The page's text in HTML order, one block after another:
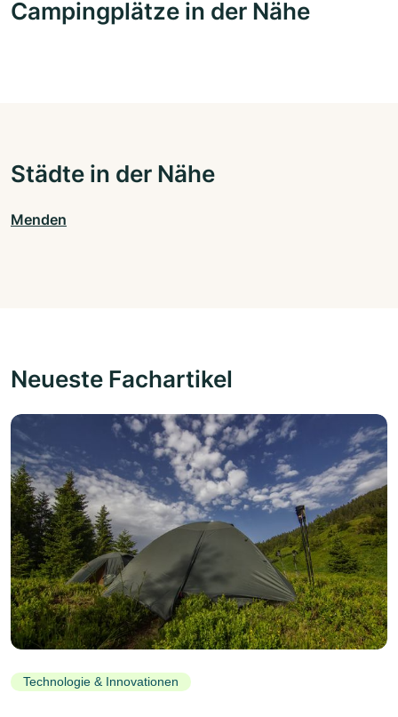
Campingplätze in der Nähe
Städte in der Nähe
Menden
Neueste Fachartikel
Technologie & Innovationen